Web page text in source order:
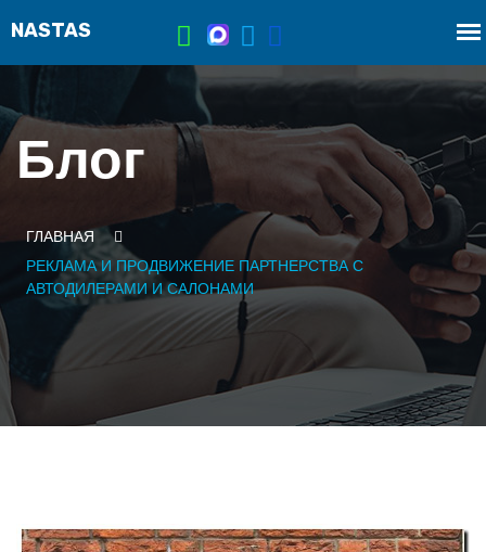
Блог
ГЛАВНАЯ
РЕКЛАМА И ПРОДВИЖЕНИЕ ПАРТНЕРСТВА С
АВТОДИЛЕРАМИ И САЛОНАМИ